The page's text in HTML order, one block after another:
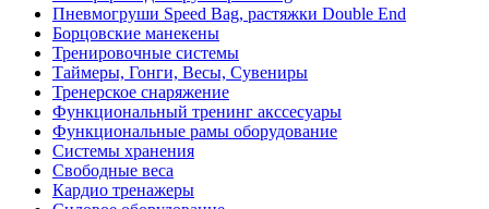
Пневмогруши Speed Bag, растяжки Double End
Борцовские манекены
Тренировочные системы
Таймеры, Гонги, Весы, Сувениры
Тренерское снаряжение
Функциональный тренинг акссесуары
Функциональные рамы оборудование
Системы хранения
Свободные веса
Кардио тренажеры